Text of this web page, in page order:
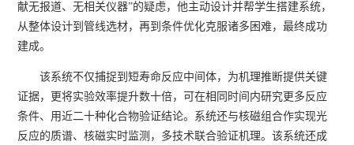
献无报道、无相关仪器”的疑虑，他主动设计并帮学生搭建系统，
从整体设计到管线选材，再到条件优化克服诸多困难，最终成功
建成。
该系统不仅捕捉到短寿命反应中间体，为机理推断提供关键
证据，更将实验效率提升数十倍，可在相同时间内研究更多反应
条件、用近二十种化合物验证结论。系统还与核磁组合作实现光
反应的质谱、核磁实时监测，多技术联合验证机理。该系统还成